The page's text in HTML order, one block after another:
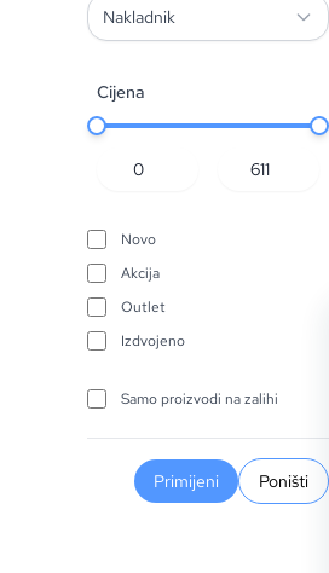
Nakladnik
Cijena
Novo
Akcija
Outlet
Izdvojeno
Samo proizvodi na zalihi
Primijeni Poništi